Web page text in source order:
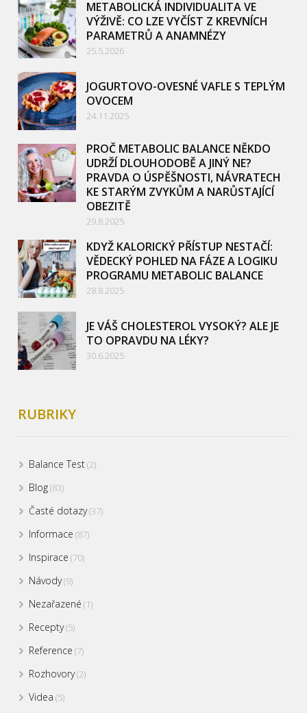
METABOLICKÁ INDIVIDUALITA VE
VÝŽIVĚ: CO LZE VYČÍST Z KREVNÍCH
PARAMETRŮ A ANAMNÉZY
25.5.2026
JOGURTOVO-OVESNÉ VAFLE S TEPLÝM
OVOCEM
24.11.2025
PROČ METABOLIC BALANCE NĚKDO
UDRŽÍ DLOUHODOBĚ A JINÝ NE?
PRAVDA O ÚSPĚŠNOSTI, NÁVRATECH
KE STARÝM ZVYKŮM A NARŮSTAJÍCÍ
OBEZITĚ
29.8.2025
KDYŽ KALORICKÝ PŘÍSTUP NESTAČÍ:
VĚDECKÝ POHLED NA FÁZE A LOGIKU
PROGRAMU METABOLIC BALANCE
28.8.2025
JE VÁŠ CHOLESTEROL VYSOKÝ? ALE JE
TO OPRAVDU NA LÉKY?
30.6.2025
RUBRIKY
Balance Test(2)
Blog(83)
Časté dotazy(37)
Informace (87)
Inspirace (70)
Návody(9)
Nezařazené (1)
Recepty(5)
Reference (7)
Rozhovory(2)
Videa (5)